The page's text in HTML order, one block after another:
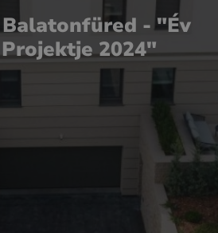
- "Év
2024"